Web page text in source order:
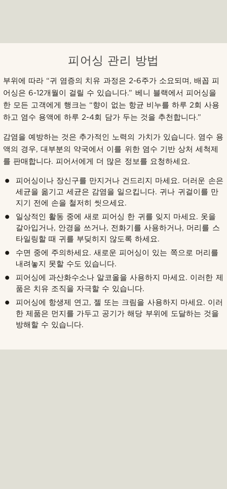
피어싱 관리 방법
부위에 따라 “귀 염증의 치유 과정은 2-6주가 소요되며, 배꼽 피
어싱은 6-12개월이 걸릴 수 있습니다.” 베니 블랙에서 피어싱을
한 모든 고객에게 행크는 “향이 없는 항균 비누를 하루 2회 사용
하고 염수 용액에 하루 2-4회 담가 두는 것을 추천합니다.”
감염을 예방하는 것은 추가적인 노력의 가치가 있습니다. 염수 용
액의 경우, 대부분의 약국에서 이를 위한 염수 기반 상처 세척제
를 판매합니다. 피어서에게 더 많은 정보를 요청하세요.
피어싱이나 장신구를 만지거나 건드리지 마세요. 더러운 손은
세균을 옮기고 세균은 감염을 일으킵니다. 귀나 귀걸이를 만
지기 전에 손을 철저히 씻으세요.
일상적인 활동 중에 새로 피어싱 한 귀를 잊지 마세요. 옷을
갈아입거나, 안경을 쓰거나, 전화기를 사용하거나, 머리를 스
타일링할 때 귀를 부딪히지 않도록 하세요.
수면 중에 주의하세요. 새로운 피어싱이 있는 쪽으로 머리를
내려놓지 못할 수도 있습니다.
피어싱에 과산화수소나 알코올을 사용하지 마세요. 이러한 제
품은 치유 조직을 자극할 수 있습니다.
피어싱에 항생제 연고, 젤 또는 크림을 사용하지 마세요. 이러
한 제품은 먼지를 가두고 공기가 해당 부위에 도달하는 것을
방해할 수 있습니다.